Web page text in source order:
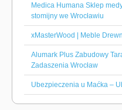
Medica Humana Sklep
stomijny we Wrocławiu
xMasterWood | Meble
Alumark Plus Zabudowy
Zadaszenia Wrocław
Ubezpieczenia u Maćka –